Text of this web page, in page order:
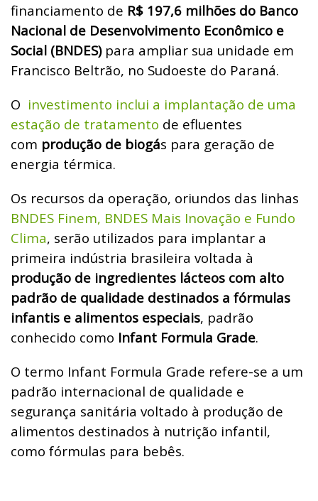
financiamento de R$ 197,6 milhões do Banco
Nacional de Desenvolvimento Econômico e
Social (BNDES)para ampliar sua unidade em
Francisco Beltrão, no Sudoeste do Paraná.
O investimento inclui a implantação de uma
estação de tratamento de efluentes
com produção de biogás para geração de
energia térmica.
Os recursos da operação, oriundos das linhas
BNDES Finem, BNDES Mais Inovação e Fundo
Clima, serão utilizados para implantar a
primeira indústria brasileira voltada à
produção de ingredientes lácteos com alto
padrão de qualidade destinados a fórmulas
infantis e alimentos especiais, padrão
conhecido como Infant Formula Grade.
O termo Infant Formula Grade refere-se a um
padrão internacional de qualidade e
segurança sanitária voltado à produção de
alimentos destinados à nutrição infantil,
como fórmulas para bebês.